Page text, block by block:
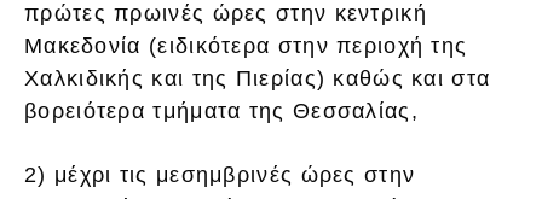
πρώτες πρωινές ώρες στην κεντρική
Μακεδονία (ειδικότερα στην περιοχή της
Χαλκιδικής και της Πιερίας) καθώς και στα
βορειότερα τμήματα της Θεσσαλίας,
2) μέχρι τις μεσημβρινές ώρες στην